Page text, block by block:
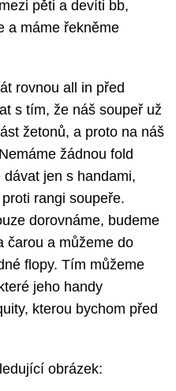
pěti a devíti bb,
a máme řekněme
rovnou all in před
s tím, že náš soupeř už
žetonů, a proto na náš
žádnou fold
jen s handami,
rangi soupeře.
dorovnáme, budeme
čarou a můžeme do
flopy. Tím můžeme
jeho handy
kterou bychom před
obrázek: